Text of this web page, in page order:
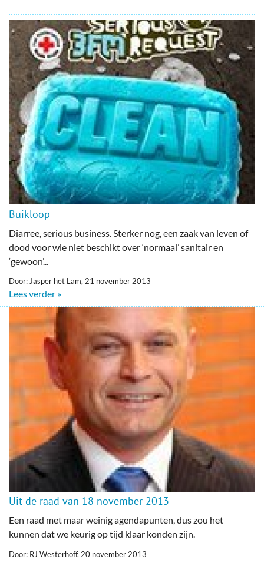
Buikloop
Diarree, serious business. Sterker nog, een zaak van leven of
dood voor wie niet beschikt over ‘normaal’ sanitair en
‘gewoon’...
Door: Jasper het Lam, 21 november 2013
Lees verder »
Uit de raad van 18 november 2013
Een raad met maar weinig agendapunten, dus zou het
kunnen dat we keurig op tijd klaar konden zijn.
Door: RJ Westerhoff, 20 november 2013